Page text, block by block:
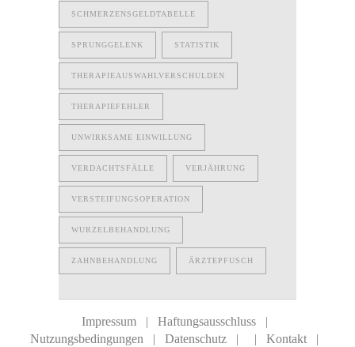
SCHMERZENSGELDTABELLE
SPRUNGGELENK STATISTIK
THERAPIEAUSWAHLVERSCHULDEN
THERAPIEFEHLER
UNWIRKSAME EINWILLUNG
VERDACHTSFÄLLE VERJÄHRUNG
VERSTEIFUNGSOPERATION
WURZELBEHANDLUNG
ZAHNBEHANDLUNG ÄRZTEPFUSCH
Impressum| Haftungsausschluss|
Nutzungsbedingungen | Datenschutz | | Kontakt |